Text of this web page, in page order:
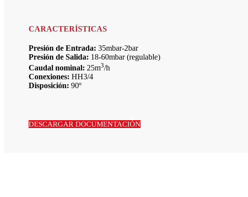
CARACTERÍSTICAS
Presión de Entrada: 35mbar-2bar
Presión de Salida: 18-60mbar (regulable)
Caudal nominal: 25m3/h
Conexiones: HH3/4
Disposición: 90º
DESCARGAR DOCUMENTACIÓN